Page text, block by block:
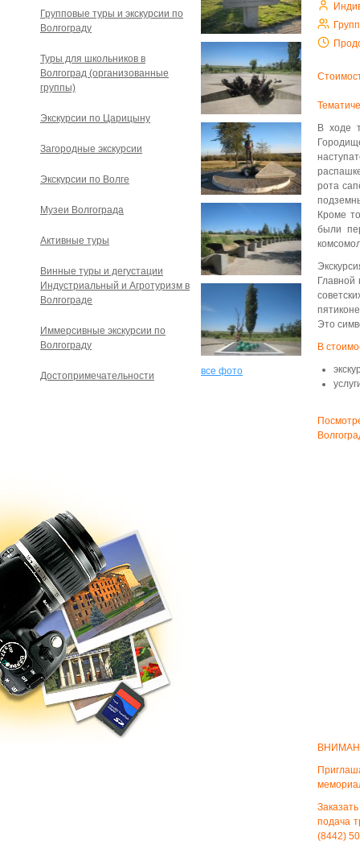
все фото
В ходе
рота
Кроме
были
Главной
Это
В
подача
(8442)
Групповые туры и экскурсии по
Волгограду
Туры для школьников в
Волгоград (организованные
группы)
Экскурсии по Царицыну
Загородные экскурсии
Экскурсии по Волге
Музеи Волгограда
Активные туры
Винные туры и дегустации
Индустриальный и Агротуризм в
Волгограде
Иммерсивные экскурсии по
Волгограду
Достопримечательности